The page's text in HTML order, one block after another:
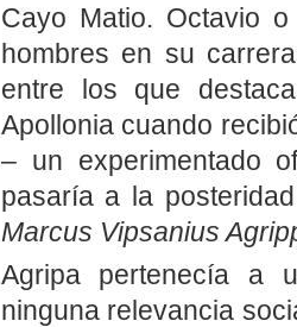
Cayo Matio. Octavio
hombres en su
entre los que
Apollonia cuando
– un experimentado
pasaría a la
Marcus Vipsanius
Agripa pertenecía a
ninguna relevancia